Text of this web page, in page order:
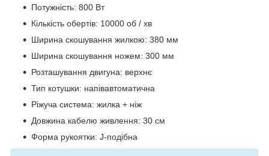
Потужність: 800 Вт
Кількість обертів: 10000 об / хв
Ширина скошування жилкою: 380 мм
Ширина скошування ножем: 300 мм
Розташування двигуна: верхнє
Тип котушки: напівавтоматична
Ріжуча система: жилка + ніж
Довжина кабелю живлення: 30 см
Форма рукоятки: J-подібна